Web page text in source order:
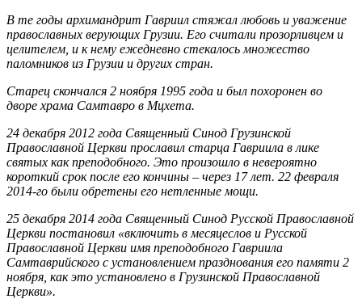
В те годы архимандрит Гавриил стяжал любовь и уважение
православных верующих Грузии. Его считали прозорливцем и
целителем, и к нему ежедневно стекалось множество
паломников из Грузии и других стран.
Старец скончался 2 ноября 1995 года и был похоронен во
дворе храма Самтавро в Мцхета.
24 декабря 2012 года Священный Синод Грузинской
Православной Церкви прославил старца Гавриила в лике
святых как преподобного. Это произошло в невероятно
короткий срок после его кончины – через 17 лет. 22 февраля
2014-го были обретены его нетленные мощи.
25 декабря 2014 года Священный Синод Русской Православной
Церкви постановил «включить в месяцеслов и Русской
Православной Церкви имя преподобного Гавриила
Самтаврийского с установлением празднования его памяти 2
ноября, как это установлено в Грузинской Православной
Церкви».